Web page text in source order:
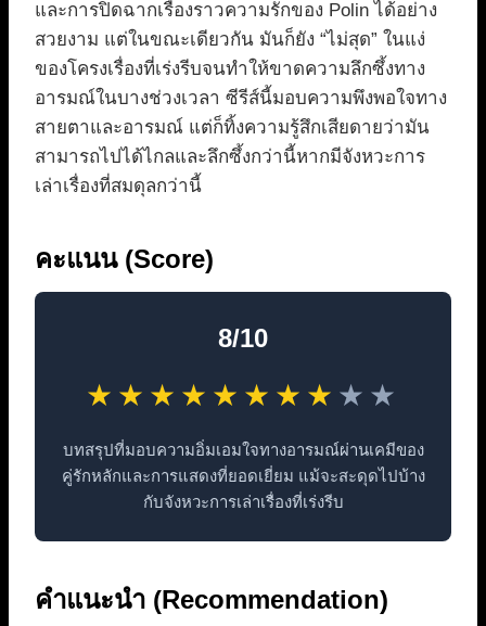
และการปิดฉากเรื่องราวความรักของ Polin ได้อย่าง
สวยงาม แต่ในขณะเดียวกัน มันก็ยัง “ไม่สุด” ในแง่
ของโครงเรื่องที่เร่งรีบจนทำให้ขาดความลึกซึ้งทาง
อารมณ์ในบางช่วงเวลา ซีรีส์นี้มอบความพึงพอใจทาง
สายตาและอารมณ์ แต่ก็ทิ้งความรู้สึกเสียดายว่ามัน
สามารถไปได้ไกลและลึกซึ้งกว่านี้หากมีจังหวะการ
เล่าเรื่องที่สมดุลกว่านี้
คะแนน (Score)
8/10
★ ★ ★ ★ ★ ★ ★ ★ ★ ★
บทสรุปที่มอบความอิ่มเอมใจทางอารมณ์ผ่านเคมีของ
คู่รักหลักและการแสดงที่ยอดเยี่ยม แม้จะสะดุดไปบ้าง
กับจังหวะการเล่าเรื่องที่เร่งรีบ
คำแนะนำ (Recommendation)